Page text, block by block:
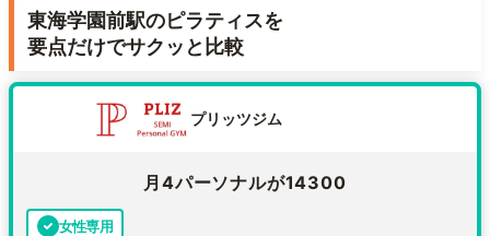
東海学園前駅のピラティスを
要点だけでサクッと比較
プリッツジム
月4パーソナルが14300
女性専用